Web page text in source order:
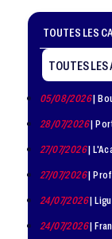
TOUTES LES
05/08/2026| Boutique officielle : Nouvelles gammes
28/07/2026| Portrait de Georges Pfeifer (président de 1981
27/07/2026|
27/07/2026|
24/07/2026|
24/07/2026| France Judo et le Medef International organisent